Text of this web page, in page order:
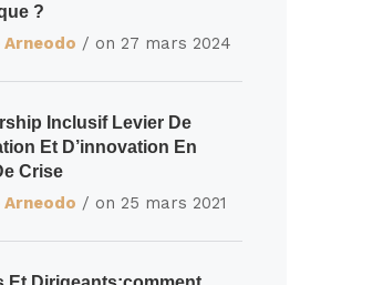
?
Arneodo / on 27 mars 2024
Inclusif Levier De
Et D’innovation En
Crise
Arneodo / on 25 mars 2021